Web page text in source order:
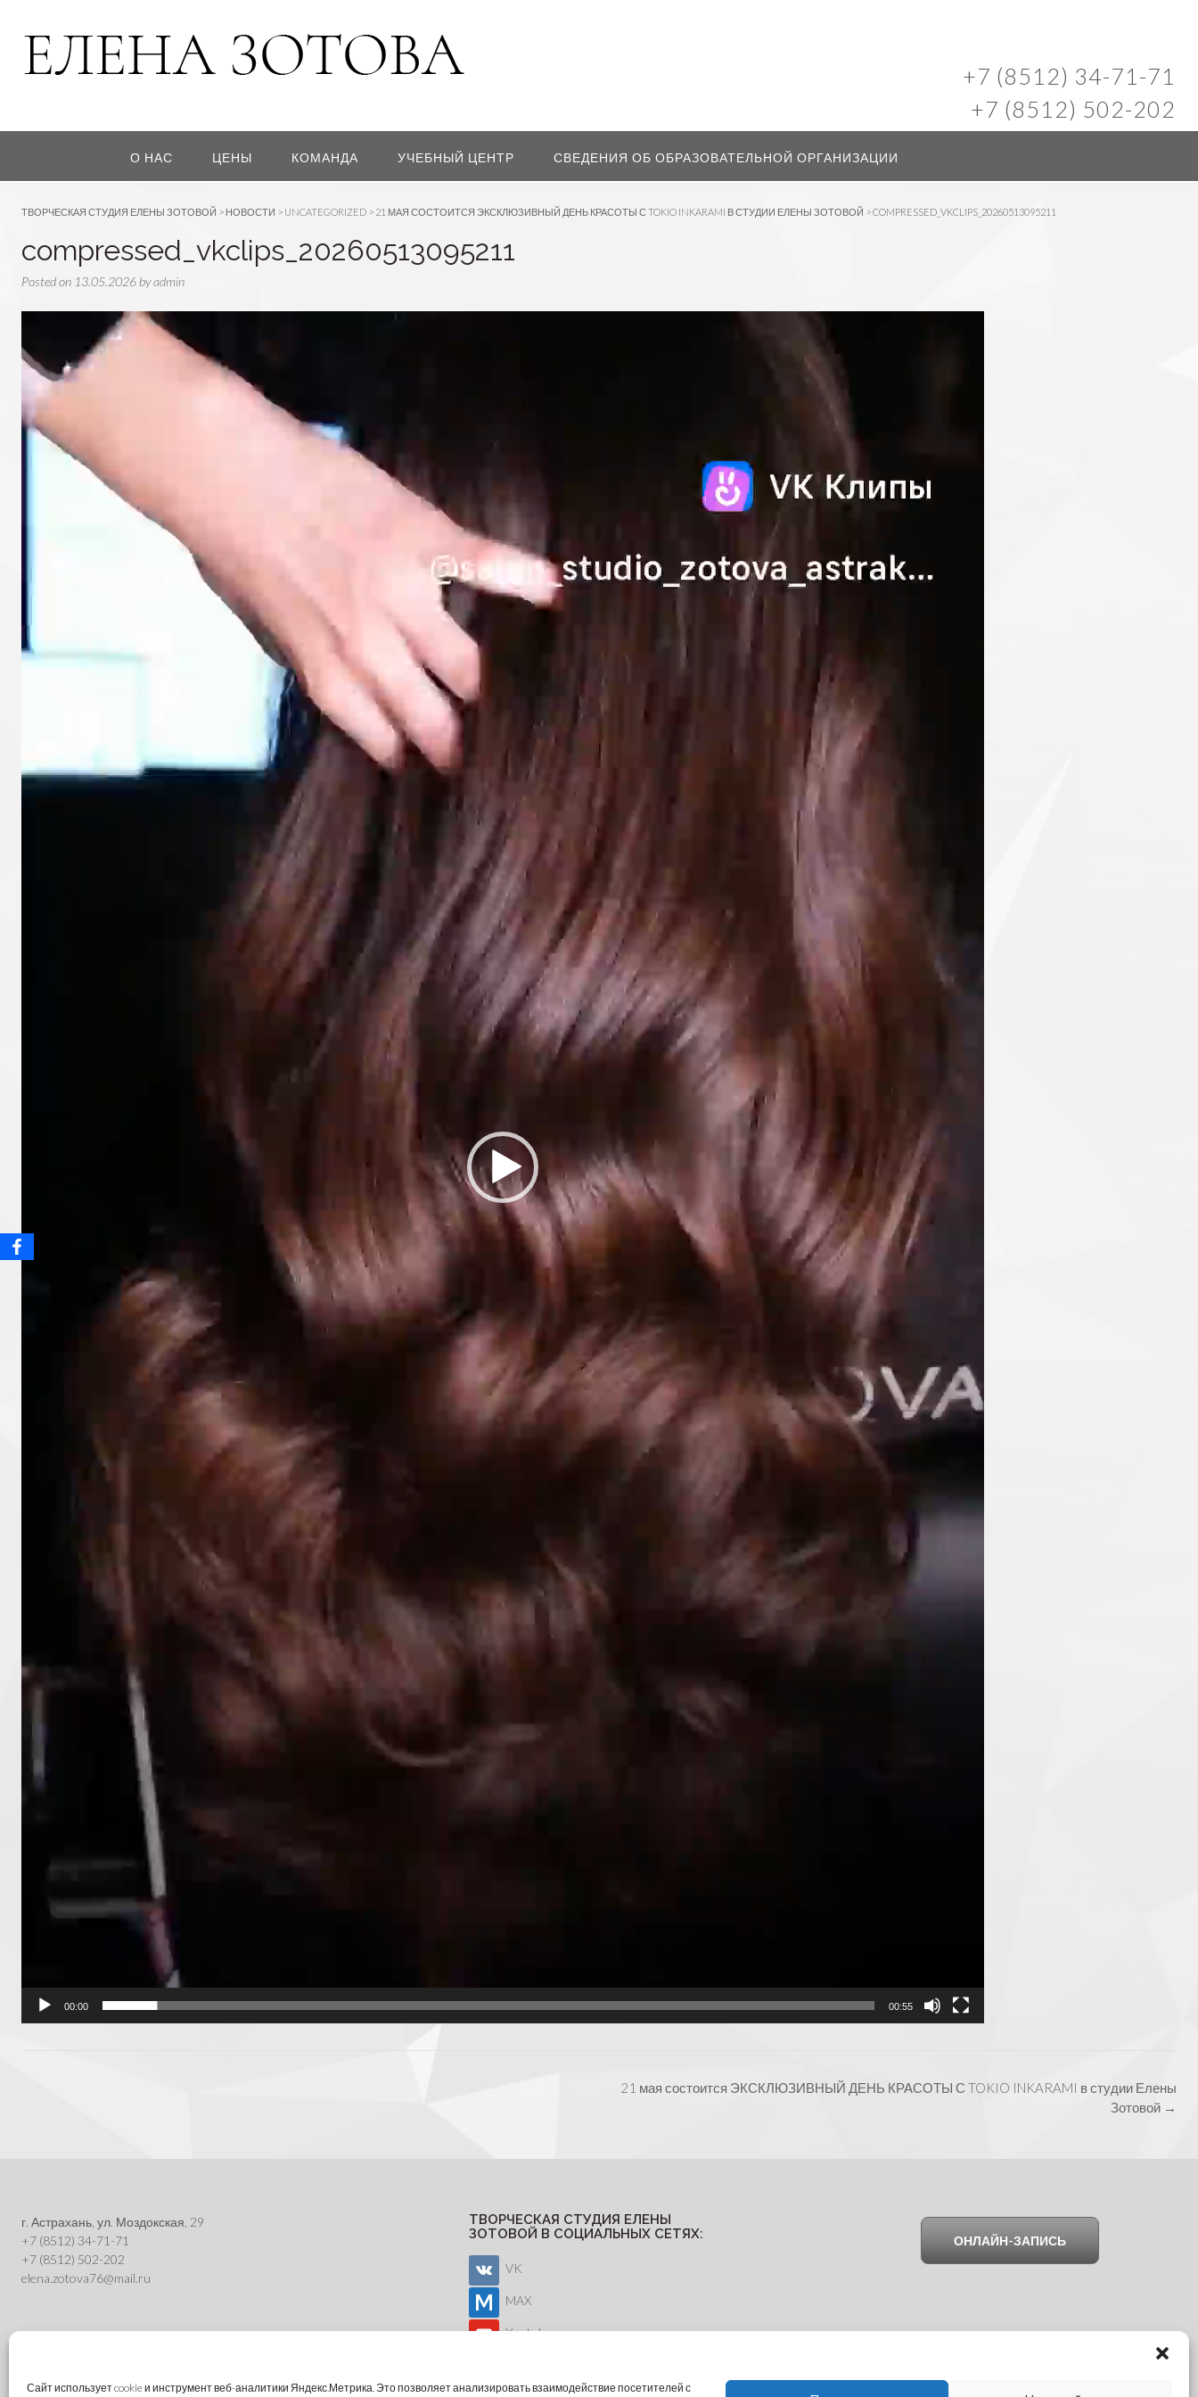
Сайт использует cookie и инструмент веб-аналитики Яндекс.Метрика. Это позволяет анализировать взаимодействие посетителей с
+7 (8512) 34-71-71
+7 (8512) 502-202
О НАС ЦЕНЫ КОМАНДА УЧЕБНЫЙ ЦЕНТР СВЕДЕНИЯ ОБ ОБРАЗОВАТЕЛЬНОЙ ОРГАНИЗАЦИИ
ТВОРЧЕСКАЯ СТУДИЯ ЕЛЕНЫ ЗОТОВОЙ > НОВОСТИ > UNCATEGORIZED > 21 МАЯ СОСТОИТСЯ ЭКСКЛЮЗИВНЫЙ ДЕНЬ КРАСОТЫ С TOKIO INKARAMI В СТУДИИ ЕЛЕНЫ ЗОТОВОЙ >COMPRESSED_VKCLIPS_20260513095211
compressed_vkclips_20260513095211
Posted on 13.05.2026 byadmin
00:00 00:55
21 мая состоится ЭКСКЛЮЗИВНЫЙ ДЕНЬ КРАСОТЫ С TOKIO INKARAMI в студии Елены
Зотовой →
г. Астрахань, ул. Моздокская, 29
+7 (8512) 34-71-71
+7 (8512) 502-202
elena.zotova76@mail.ru
ТВОРЧЕСКАЯ СТУДИЯ ЕЛЕНЫ
ЗОТОВОЙ В СОЦИАЛЬНЫХ СЕТЯХ:
VK
MAX
Youtube
ОНЛАЙН-ЗАПИСЬ